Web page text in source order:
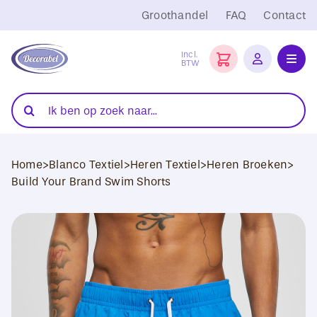
naar
inhoud
Groothandel FAQ Contact
Incl.
BTW
Folies
Transferpersen
Blanco Textiel
Hobby Artikelen
DTF Transfers
Zoeken
naar:
Home>Blanco Textiel>Heren Textiel>Heren Broeken>
Build Your Brand Swim Shorts